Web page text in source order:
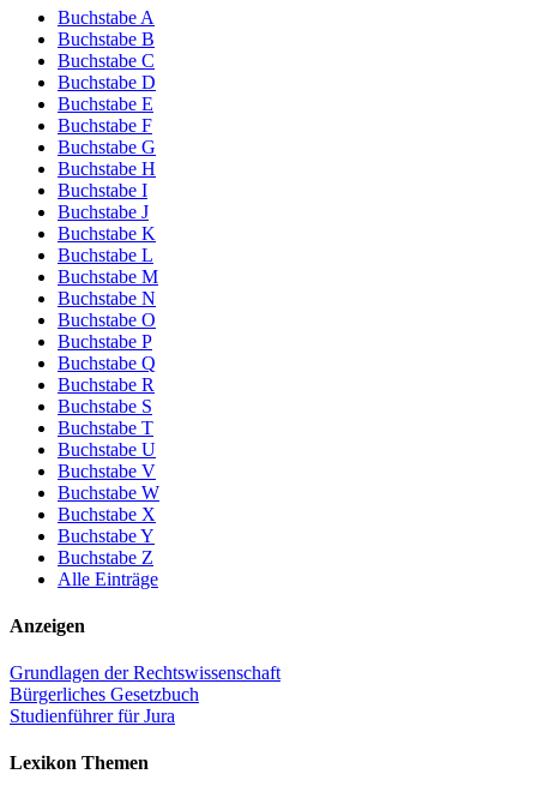
Buchstabe A
Buchstabe B
Buchstabe C
Buchstabe D
Buchstabe E
Buchstabe F
Buchstabe G
Buchstabe H
Buchstabe I
Buchstabe J
Buchstabe K
Buchstabe L
Buchstabe M
Buchstabe N
Buchstabe O
Buchstabe P
Buchstabe Q
Buchstabe R
Buchstabe S
Buchstabe T
Buchstabe U
Buchstabe V
Buchstabe W
Buchstabe X
Buchstabe Y
Buchstabe Z
Alle Einträge
Anzeigen
Grundlagen der Rechtswissenschaft
Bürgerliches Gesetzbuch
Studienführer für Jura
Lexikon Themen